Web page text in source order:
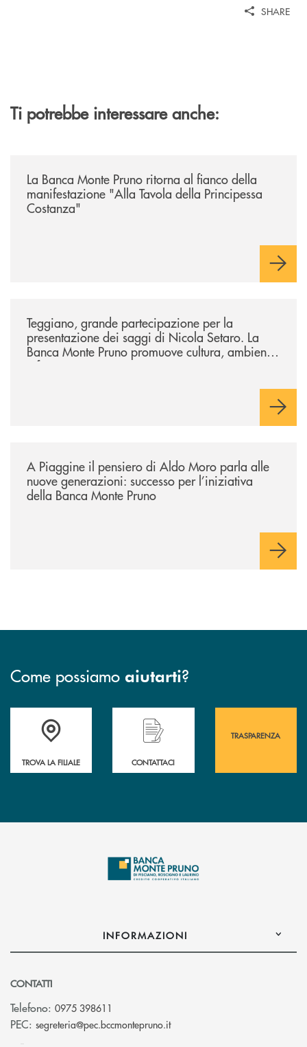
SHARE
Ti potrebbe interessare anche:
La Banca Monte Pruno ritorna al fianco della
manifestazione "Alla Tavola della Principessa
Costanza"
Teggiano, grande partecipazione per la
presentazione dei saggi di Nicola Setaro. La
Banca Monte Pruno promuove cultura, ambiente
e futuro
A Piaggine il pensiero di Aldo Moro parla alle
nuove generazioni: successo per l’iniziativa
della Banca Monte Pruno
Come possiamo aiutarti?
Accedi all' elenco completo&nbsp; delle&nbsp; filiali&nbsp; di Banca
TROVA LA FILIALE
Hai bisogno di assistenza immediata?
CONTATTACI
TRASPARENZA
INFORMAZIONI
CONTATTI
Telefono: 0975 398611
PEC: segreteria@pec.bccmontepruno.it(si apre l’app di posta